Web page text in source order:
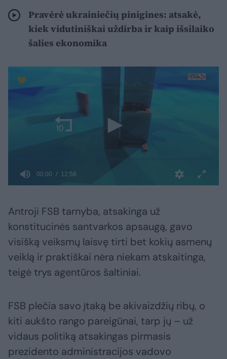
Pravėrė ukrainiečių pinigines: atsakė,
kiek vidutiniškai uždirba ir kaip išsilaiko
šalies ekonomika
Antroji FSB tarnyba, atsakinga už
konstitucinės santvarkos apsaugą, gavo
visišką veiksmų laisvę tirti bet kokių asmenų
veiklą ir praktiškai nėra niekam atskaitinga,
teigė trys agentūros šaltiniai.
FSB plečia savo įtaką be akivaizdžių ribų, o
kiti aukšto rango pareigūnai, tarp jų – už
vidaus politiką atsakingas pirmasis
prezidento administracijos vadovo